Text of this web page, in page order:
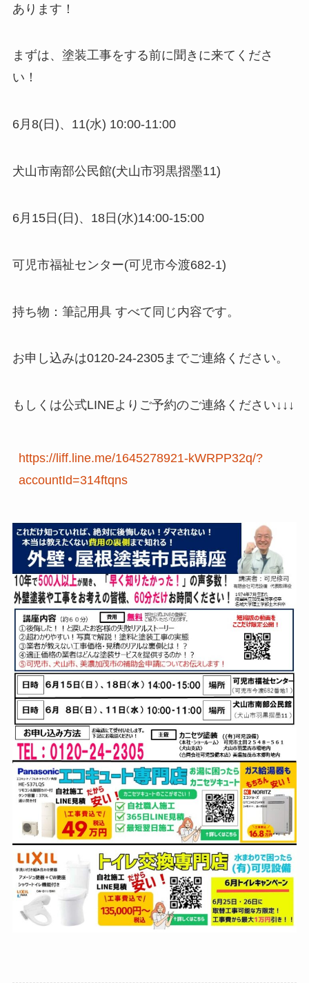
あります！
まずは、塗装工事をする前に聞きに来てくださ
い！
6月8(日)、11(水) 10:00-11:00
犬山市南部公民館(犬山市羽黒摺墨11)
6月15日(日)、18日(水)14:00-15:00
可児市福祉センター(可児市今渡682-1)
持ち物：筆記用具 すべて同じ内容です。
お申し込みは0120-24-2305までご連絡ください。
もしくは公式LINEよりご予約のご連絡ください↓↓↓
https://liff.line.me/1645278921-kWRPP32q/?
accountId=314ftqns